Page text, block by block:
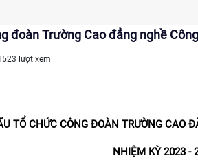
đoàn Trường Cao đẳng nghề
lượt xem
TỔ CHỨC CÔNG ĐOÀN TRƯỜNG CAO
NHIỆM KỲ 2023 -